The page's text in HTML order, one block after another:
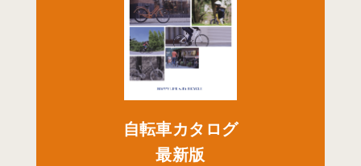
自転車カタログ
最新版